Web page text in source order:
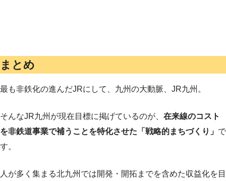
まとめ
最も非鉄化の進んだJRにして、九州の大動脈、JR九州。
そんなJR九州が現在目標に掲げているのが、 在来線のコスト
を非鉄道事業で補うことを特化させた 「戦略的まちづくり」 で
す。
人が多く集まる北九州では開発・開拓までを含めた収益化を目